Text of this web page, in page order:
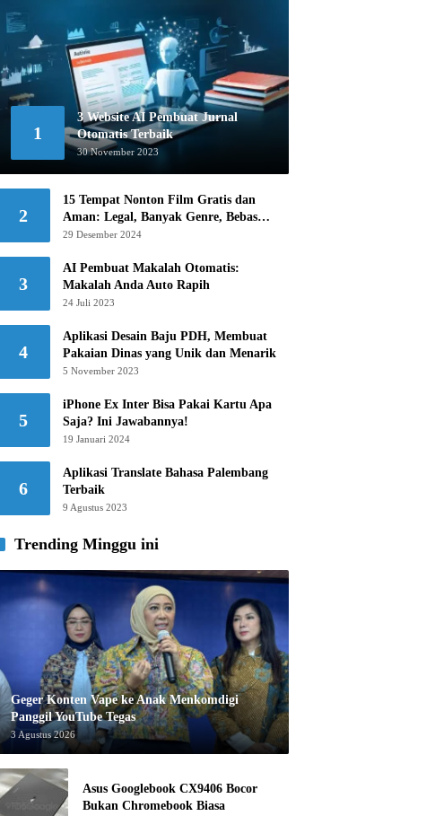
1
3 Website AI Pembuat Jurnal
Otomatis Terbaik
30 November 2023
2
15 Tempat Nonton Film Gratis dan
Aman: Legal, Banyak Genre, Bebas
Khawatir!
29 Desember 2024
3
AI Pembuat Makalah Otomatis:
Makalah Anda Auto Rapih
24 Juli 2023
4
Aplikasi Desain Baju PDH, Membuat
Pakaian Dinas yang Unik dan Menarik
5 November 2023
5
iPhone Ex Inter Bisa Pakai Kartu Apa
Saja? Ini Jawabannya!
19 Januari 2024
6
Aplikasi Translate Bahasa Palembang
Terbaik
9 Agustus 2023
Trending Minggu ini
Geger Konten Vape ke Anak Menkomdigi
Panggil YouTube Tegas
3 Agustus 2026
Asus Googlebook CX9406 Bocor
Bukan Chromebook Biasa